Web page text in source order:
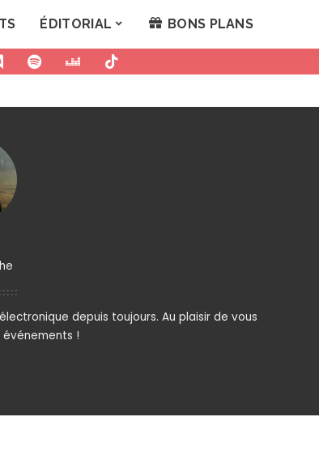
ÉDITORIAL BONS PLANS
depuis toujours. Au plaisir de vous
!